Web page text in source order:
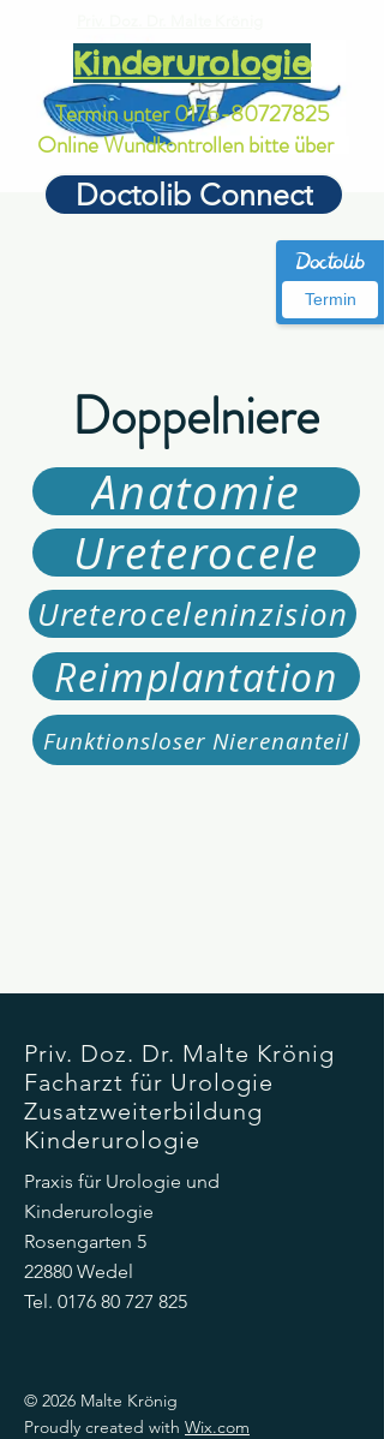
Termin
Kinderurologie
Doctolib Connect
Termin unter0176-80727825
Online Wundkontrollen bitte über
Doppelniere
Anatomie
Ureterocele
Ureteroceleninzision
Reimplantation
Funktionsloser Nierenanteil
Priv. Doz. Dr. Malte Krönig
Facharzt für Urologie
Zusatzweiterbildung
Kinderurologie
Praxis für Urologie und
Kinderurologie
Rosengarten 5
22880 Wedel
Tel. 0176 80 727 825
© 2026 Malte Krönig
Proudly created with Wix.com